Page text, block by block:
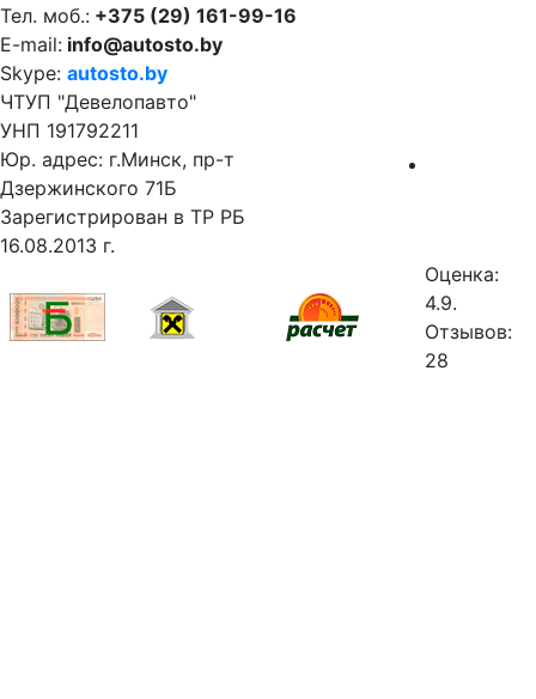
Тел. моб.: +375 (29) 161-99-16
E-mail: info@autosto.by
Skype: autosto.by
ЧТУП "Девелопавто"
УНП 191792211
Юр. адрес: г.Минск, пр-т
Дзержинского 71Б
Зарегистрирован в ТР РБ
16.08.2013 г.
Оценка:
4.9.
Отзывов:
28